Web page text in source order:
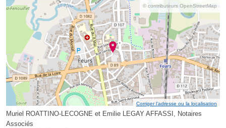
© contributeurs OpenStreetMap
Corriger l’adresse ou la localisation
Muriel ROATTINO-LECOGNE et Emilie LEGAY AFFASSI, Notaires
Associés